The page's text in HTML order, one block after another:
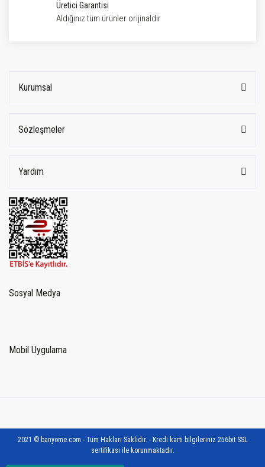
Üretici Garantisi
Aldığınız tüm ürünler orijinaldir
Kurumsal
Sözleşmeler
Yardım
Sosyal Medya
Mobil Uygulama
2021 © banyome.com - Tüm Hakları Saklıdır. - Kredi kartı bilgileriniz 256bit SSL
sertifikası ile korunmaktadır.